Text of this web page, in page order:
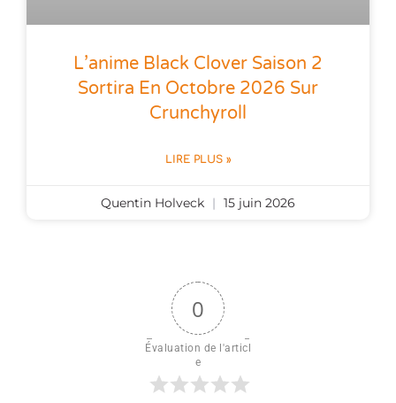
L’anime Black Clover Saison 2
Sortira En Octobre 2026 Sur
Crunchyroll
LIRE PLUS »
Quentin Holveck 15 juin 2026
0
Évaluation de l'articl
e